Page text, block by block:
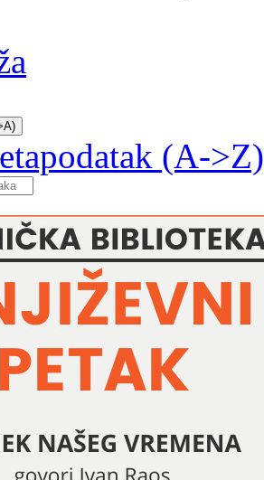
(A->Z)